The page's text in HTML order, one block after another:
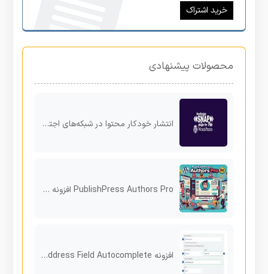
خرید اشتراک
محصولات پیشنهادی
انتشار خودکار محتوا در شبکه‌های اجتماعی با افزونه SNAP Pro برای وردپرس
PublishPress Authors Pro افزونه چندنویسندگی حرفه‌ای برای وردپرس با پروفایل نویسنده، همکاری و مهمان
افزونه Address Field Autocomplete تکمیل خودکار آدرس در ووکامرس